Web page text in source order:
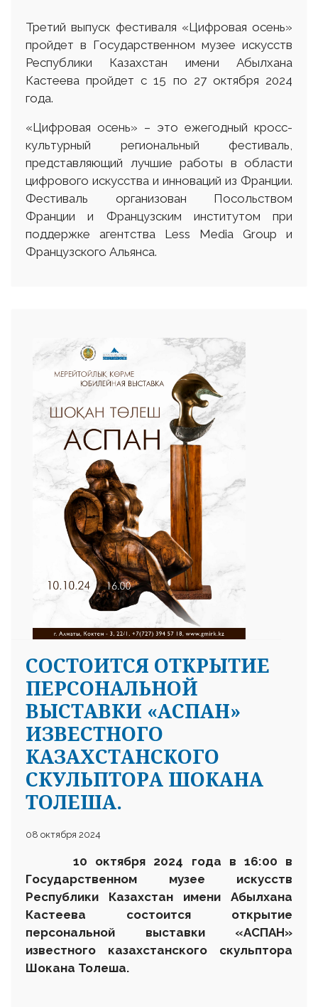
Третий выпуск фестиваля «Цифровая осень»
пройдет в Государственном музее искусств
Республики Казахстан имени Абылхана
Кастеева пройдет с 15 по 27 октября 2024
года.
«Цифровая осень» – это ежегодный кросс-
культурный региональный фестиваль,
представляющий лучшие работы в области
цифрового искусства и инноваций из Франции.
Фестиваль организован Посольством
Франции и Французским институтом при
поддержке агентства Less Media Group и
Французского Альянса.
CОСТОИТСЯ ОТКРЫТИЕ
ПЕРСОНАЛЬНОЙ
ВЫСТАВКИ «АСПАН»
ИЗВЕСТНОГО
КАЗАХСТАНСКОГО
СКУЛЬПТОРА ШОКАНА
ТОЛЕША.
08 октября 2024
10 октября 2024 года в 16:00 в
Государственном музее искусств
Республики Казахстан имени Абылхана
Кастеева состоится открытие
персональной выставки «АСПАН»
известного казахстанского скульптора
Шокана Толеша.